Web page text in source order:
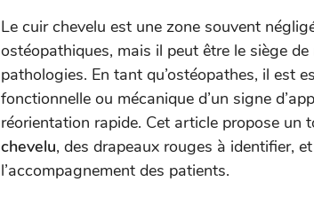
Le cuir chevelu est une zone souvent
ostéopathiques, mais il peut être le siège
pathologies. En tant qu’ostéopathes, il est
fonctionnelle ou mécanique d’un signe
réorientation rapide. Cet article propose un
chevelu, des drapeaux rouges à identifier,
l’accompagnement des patients.